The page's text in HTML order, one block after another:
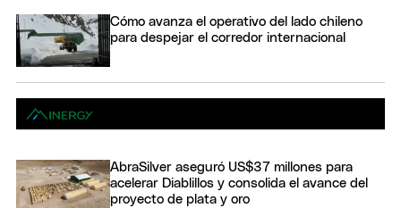
Cómo avanza el operativo del lado chileno
para despejar el corredor internacional
AbraSilver aseguró US$37 millones para
acelerar Diablillos y consolida el avance del
proyecto de plata y oro